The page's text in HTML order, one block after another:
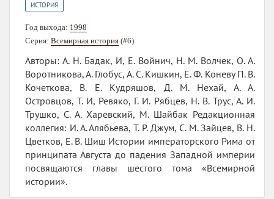
ИСТОРИЯ
Год выхода: 1998
Серия: Всемирная история (#6)
Авторы: А. Н. Бадак, И, Е. Войнич, Н. М. Волчек, О. А.
Воротникова, А. Глобус, А. С. Кишкин, Е. Ф. Коневу П. В.
Кочеткова, В. Е. Кудряшов, Д. М. Нехай, А. А.
Островцов, Т. И, Ревяко, Г. И. Рябцев, Н. В. Трус, А. И.
Трушко, С. А. Харевский, М. Шайбак Редакционная
коллегия: И. А. Алябьева, Т. Р. Джум, С. М. Зайцев, В. Н.
Цветков, Е. В. Шиш Истории императорского Рима от
принципата Августа до падения Западной империи
посвящаются главы шестого тома «Всемирной
истории».